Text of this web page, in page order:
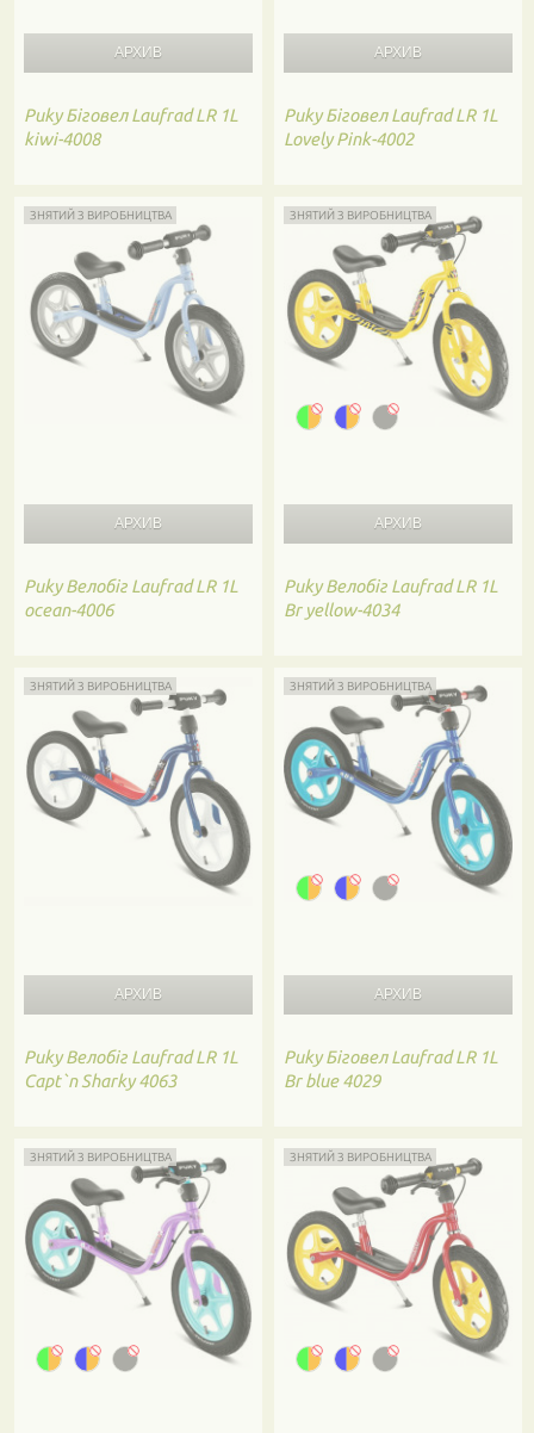
Puky Біговел Laufrad LR 1L
kiwi-4008
Puky Біговел Laufrad LR 1L
Lovely Pink-4002
ЗНЯТИЙ З ВИРОБНИЦТВА
Puky Велобіг Laufrad LR 1L
ocean-4006
ЗНЯТИЙ З ВИРОБНИЦТВА
Puky Велобіг Laufrad LR 1L
Br yellow-4034
ЗНЯТИЙ З ВИРОБНИЦТВА
Puky Велобіг Laufrad LR 1L
Capt`n Sharky 4063
ЗНЯТИЙ З ВИРОБНИЦТВА
Puky Біговел Laufrad LR 1L
Br blue 4029
ЗНЯТИЙ З ВИРОБНИЦТВА ЗНЯТИЙ З ВИРОБНИЦТВА